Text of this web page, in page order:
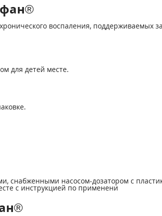
воспаления, поддерживаемых
для детей месте.
снабженными насосом-дозатором с
с инструкцией по применени